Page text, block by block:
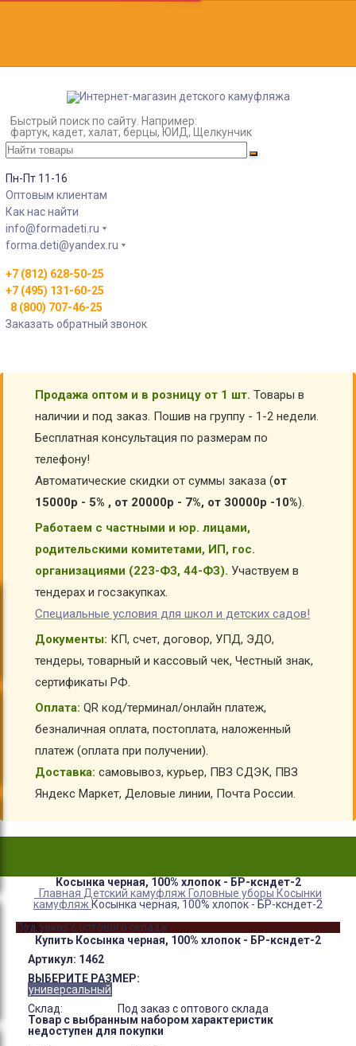
Быстрый поиск по сайту. Например:
фартук, кадет, халат, берцы, ЮИД, Щелкунчик
Пн-Пт 11-16
Оптовым клиентам
Как нас найти
info@formadeti.ru
forma.deti@yandex.ru
+7 (812) 628-50-25
+7 (495) 131-60-25
8 (800) 707-46-25
Заказать обратный звонок
Продажа оптом и в розницу от 1 шт. Товары в
наличии и под заказ. Пошив на группу - 1-2 недели.
Бесплатная консультация по размерам по
телефону!
Автоматические скидки от суммы заказа (от
15000р - 5% , от 20000р - 7%, от 30000р -10%).
Работаем с частными и юр. лицами,
родительскими комитетами, ИП, гос.
организациями (223-ФЗ, 44-ФЗ). Участвуем в
тендерах и госзакупках.
Специальные условия для школ и детских садов!
Документы: КП, счет, договор, УПД, ЭДО,
тендеры, товарный и кассовый чек, Честный знак,
сертификаты РФ.
Оплата: QR код/терминал/онлайн платеж,
безналичная оплата, постоплата, наложенный
платеж (оплата при получении).
Доставка: самовывоз, курьер, ПВЗ СДЭК, ПВЗ
Яндекс Маркет, Деловые линии, Почта России.
Косынка черная, 100% хлопок - БР-ксндет-2
Главная Детский камуфляж Головные уборы Косынки
камуфляж Косынка черная, 100% хлопок - БР-ксндет-2
-42%
Под заказ с оптового склада
Купить Косынка черная, 100% хлопок - БР-ксндет-2
Артикул: 1462
ВЫБЕРИТЕ РАЗМЕР:
универсальный
Склад:
Под заказ с оптового склада
Товар с выбранным набором характеристик
недоступен для покупки